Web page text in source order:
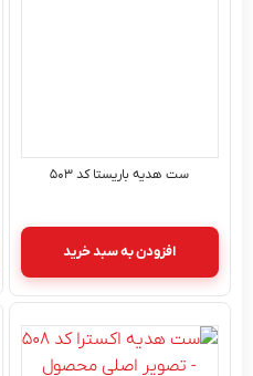
ست هدیه باریستا کد ۵۰۳
افزودن به سبد خرید